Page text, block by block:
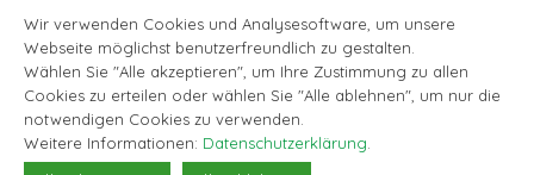
FacebookInstagram
© Musikschule Zollikofen Bremgarten, alle Rechte vorbehalten |
Datenschutzerklärung|Webagentur GABRIEL DESIGN
Wir verwenden Cookies und Analysesoftware, um unsere
Webseite möglichst benutzerfreundlich zu gestalten.
Wählen Sie "Alle akzeptieren", um Ihre Zustimmung zu allen
Cookies zu erteilen oder wählen Sie "Alle ablehnen", um nur die
notwendigen Cookies zu verwenden.
Weitere Informationen: Datenschutzerklärung